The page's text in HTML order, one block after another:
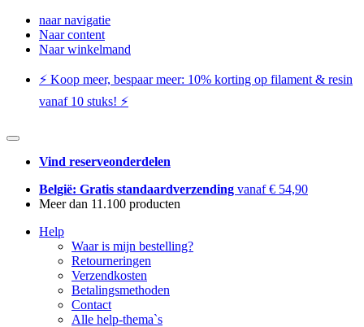
naar navigatie
Naar content
Naar winkelmand
⚡️ Koop meer, bespaar meer: ​​10% korting op filament & resin
vanaf 10 stuks! ⚡️
Vind reserveonderdelen
België: Gratis standaardverzending vanaf € 54,90
Meer dan 11.100 producten
Help
Waar is mijn bestelling?
Retourneringen
Verzendkosten
Betalingsmethoden
Contact
Alle help-thema`s